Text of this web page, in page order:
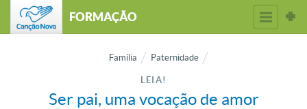
FORMAÇÃO
Família Paternidade
LEIA!
Ser pai, uma vocação de amor